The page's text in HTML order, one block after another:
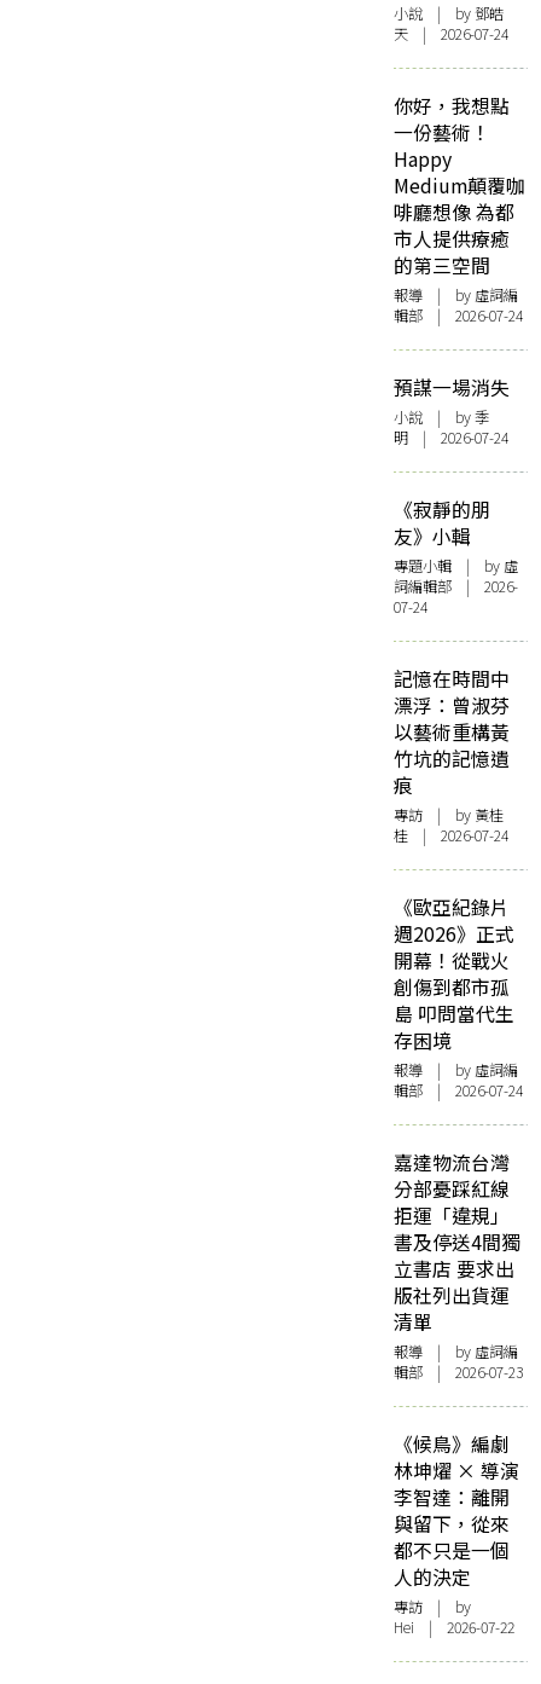
小說 | by 鄧皓
天 | 2026-07-24
你好，我想點
一份藝術！
Happy
Medium顛覆咖
啡廳想像 為都
市人提供療癒
的第三空間
報導 | by 虛詞編
輯部 | 2026-07-24
預謀一場消失
小說 | by 季
明 | 2026-07-24
《寂靜的朋
友》小輯
專題小輯 | by 虛
詞編輯部 | 2026-
07-24
記憶在時間中
漂浮：曾淑芬
以藝術重構黃
竹坑的記憶遺
痕
專訪 | by 黃桂
桂 | 2026-07-24
《歐亞紀錄片
週2026》正式
開幕！從戰火
創傷到都市孤
島 叩問當代生
存困境
報導 | by 虛詞編
輯部 | 2026-07-24
嘉達物流台灣
分部憂踩紅線
拒運「違規」
書及停送4間獨
立書店 要求出
版社列出貨運
清單
報導 | by 虛詞編
輯部 | 2026-07-23
《候鳥》編劇
林坤燿 × 導演
李智達：離開
與留下，從來
都不只是一個
人的決定
專訪 | by
Hei | 2026-07-22